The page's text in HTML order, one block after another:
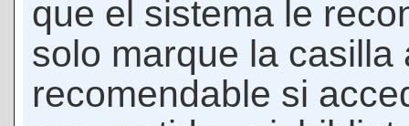
que el sistema le
solo marque la casilla
recomendable si